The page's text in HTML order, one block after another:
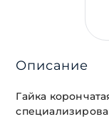
Описание
Гайка